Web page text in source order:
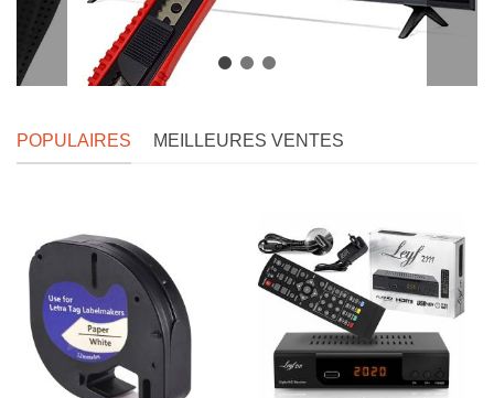
POPULAIRES MEILLEURES VENTES